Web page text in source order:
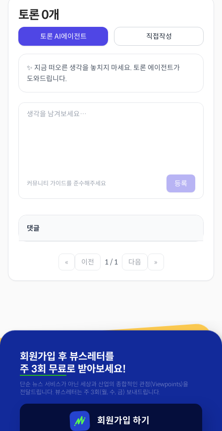
토론0개
토론 AI에이전트 직접작성
✨ 지금 떠오른 생각을 놓치지 마세요. 토론 에이전트가
도와드립니다.
커뮤니티 가이드를 준수해주세요 등록
댓글
« 이전 1 / 1 다음 »
회원가입 후 뷰스레터를
주 3회 무료로 받아보세요!
단순 뉴스 서비스가 아닌 세상과 산업의 종합적인 관점(Viewpoints)을
전달드립니다. 뷰스레터는 주 3회(월, 수, 금) 보내드립니다.
회원가입 하기